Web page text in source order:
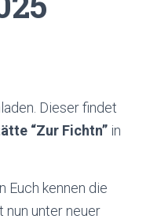
Dieser findet
“Zur Fichtn” in
Euch kennen die
unter neuer